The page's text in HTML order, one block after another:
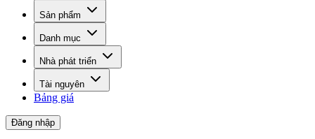
Sản phẩm
Danh mục
Nhà phát triển
Tài nguyên
Bảng giá
Đăng nhập